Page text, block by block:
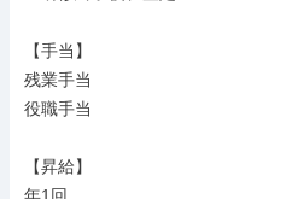
【手当】
残業手当
役職手当
【昇給】